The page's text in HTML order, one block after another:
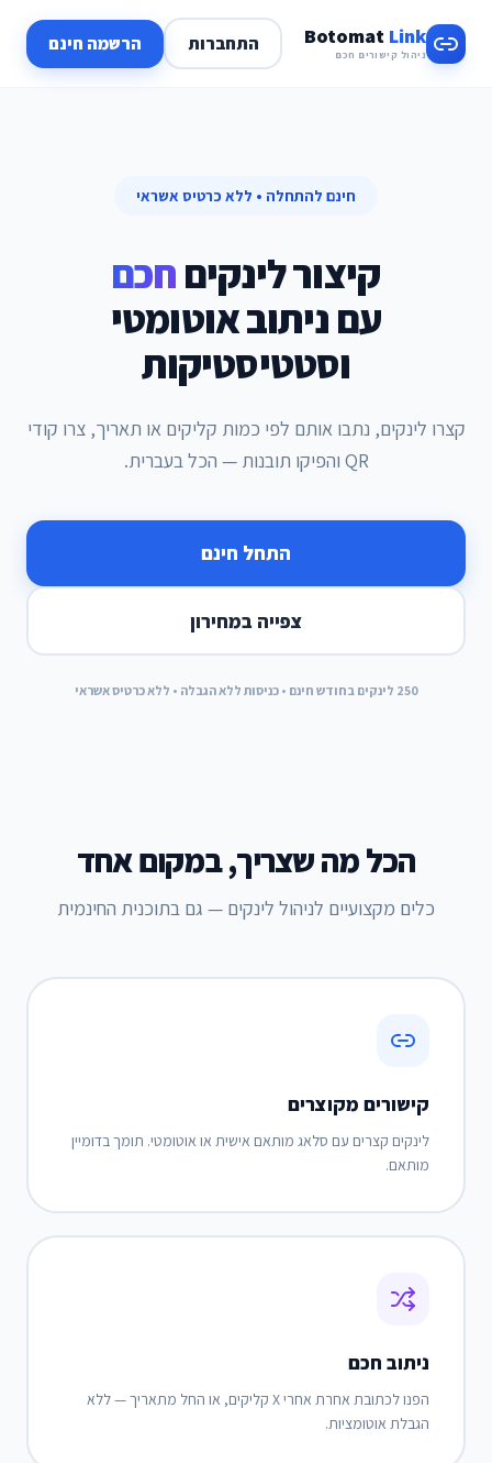
Botomat Link
ניהול קישורים חכם
התחברות הרשמה חינם
חינם להתחלה • ללא כרטיס אשראי
קיצור לינקיםחכם
עם ניתוב אוטומטי
וסטטיסטיקות
קצרו לינקים, נתבו אותם לפי כמות קליקים או תאריך, צרו קודי
QR והפיקו תובנות — הכל בעברית.
התחל חינם
צפייה במחירון
250 לינקים בחודש חינם • כניסות ללא הגבלה • ללא כרטיס אשראי
הכל מה שצריך, במקום אחד
כלים מקצועיים לניהול לינקים — גם בתוכנית החינמית
קישורים מקוצרים
לינקים קצרים עם סלאג מותאם אישית או אוטומטי. תומך בדומיין
מותאם.
ניתוב חכם
הפנו לכתובת אחרת אחרי X קליקים, או החל מתאריך — ללא
הגבלת אוטומציות.